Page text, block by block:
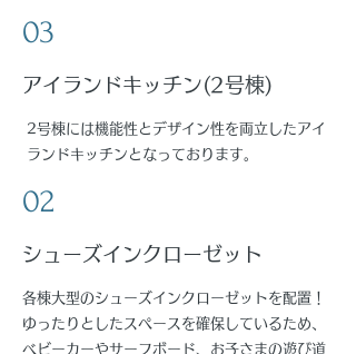
03
アイランドキッチン(2号棟)
2号棟には機能性とデザイン性を両立したアイ
ランドキッチンとなっております。
02
シューズインクローゼット
各棟大型のシューズインクローゼットを配置！
ゆったりとしたスペースを確保しているため、
ベビーカーやサーフボード、お子さまの遊び道